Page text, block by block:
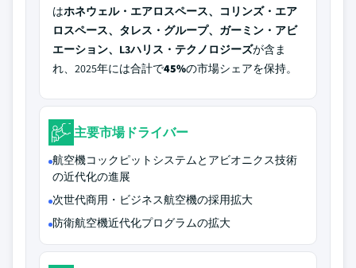
はホネウェル・エアロスペース、コリンズ・エア
ロスペース、タレス・グループ、ガーミン・アビ
エーション、L3ハリス・テクノロジーズが含ま
れ、2025年には合計で45%の市場シェアを保持。
主要市場ドライバー
航空機コックピットシステムとアビオニクス技術
の近代化の進展
次世代商用・ビジネス航空機の採用拡大
防衛航空機近代化プログラムの拡大